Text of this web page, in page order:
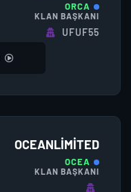
ORCA
KLAN BAŞKANI
UFUF55
OCEANLIMITED
OCEA
KLAN BAŞKANI